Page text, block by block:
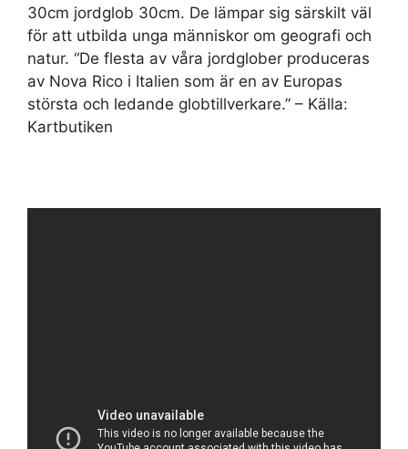
30cm jordglob 30cm. De lämpar sig särskilt väl
för att utbilda unga människor om geografi och
natur. “De flesta av våra jordglober produceras
av Nova Rico i Italien som är en av Europas
största och ledande globtillverkare.” – Källa:
Kartbutiken